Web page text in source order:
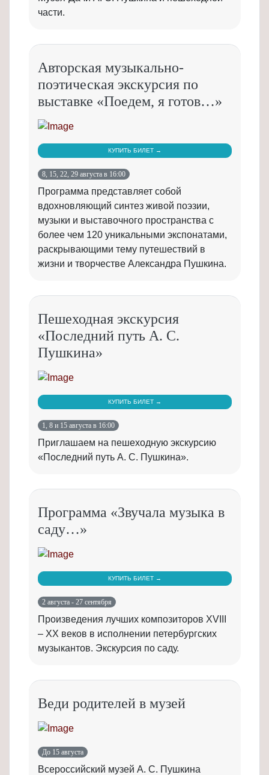
части.
Авторская музыкально-
поэтическая экскурсия по
выставке «Поедем, я готов…»
КУПИТЬ БИЛЕТ →
8, 15, 22, 29 августа в 16:00
Программа представляет собой
вдохновляющий синтез живой поэзии,
музыки и выставочного пространства с
более чем 120 уникальными экспонатами,
раскрывающими тему путешествий в
жизни и творчестве Александра Пушкина.
Пешеходная экскурсия
«Последний путь А. С.
Пушкина»
КУПИТЬ БИЛЕТ →
1, 8 и 15 августа в 16:00
Приглашаем на пешеходную экскурсию
«Последний путь А. С. Пушкина».
Программа «Звучала музыка в
саду…»
КУПИТЬ БИЛЕТ →
2 августа - 27 сентября
Произведения лучших композиторов XVIII
– XX веков в исполнении петербургских
музыкантов. Экскурсия по саду.
Веди родителей в музей
До 15 августа
Всероссийский музей А. С. Пушкина